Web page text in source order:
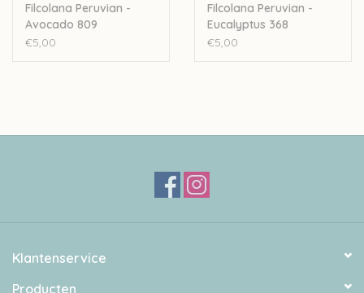
Filcolana Peruvian -
Avocado 809
€5,00
Filcolana Peruvian -
Eucalyptus 368
€5,00
Klantenservice
Producten